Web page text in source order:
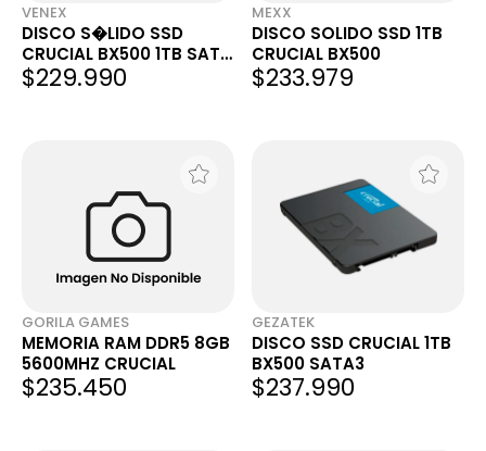
VENEX
DISCO S�LIDO SSD
CRUCIAL BX500 1TB SATA
III 2.5" 540MB/S
$229.990
MEXX
DISCO SOLIDO SSD 1TB
CRUCIAL BX500
$233.979
GORILA GAMES
MEMORIA RAM DDR5 8GB
5600MHZ CRUCIAL
$235.450
GEZATEK
DISCO SSD CRUCIAL 1TB
BX500 SATA3
$237.990